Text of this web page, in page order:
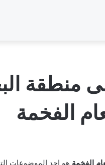
منطقة
الفخمة
الفخمة هو احد الموضوعات